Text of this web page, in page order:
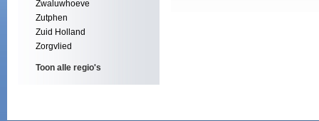
Zwaluwhoeve
Zutphen
Zuid Holland
Zorgvlied
Toon alle regio's